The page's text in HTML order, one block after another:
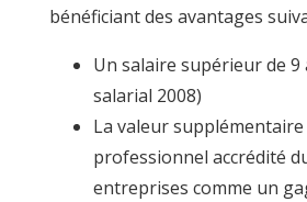
bénéficiant des avantages
Un salaire supérieur de 9
salarial 2008)
La valeur
professionnel accrédité
entreprises comme un